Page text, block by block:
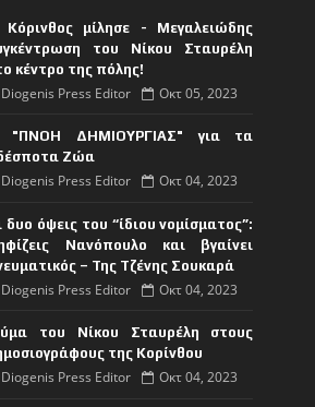
μίλησε - Μεγαλειώδης
του Νίκου Σταυρέλη
κέντρο της πόλης!
Diogenis Press Editor Οκτ 05, 2023
"ΠΝΟΗ ΔΗΜΙΟΥΡΓΙΑΣ" για τα
Ζώα
Diogenis Press Editor Οκτ 04, 2023
δυο όψεις του “ίδιου νομίσματος”:
Νανόπουλο και βγαίνει
– Της Τζένης Σουκαρά
Diogenis Press Editor Οκτ 04, 2023
του Νίκου Σταυρέλη στους
της Κορίνθου
Diogenis Press Editor Οκτ 04, 2023